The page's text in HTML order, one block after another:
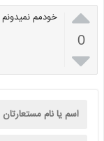

0

خودمم